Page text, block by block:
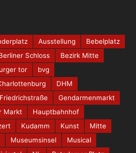
Ausstellung
Bebelplatz
Schloss
Bezirk Mitte
tor
bvg
DHM
Friedrichstraße
Gendarmenmarkt
Markt
Hauptbahnhof
Kudamm Kunst
Mitte
Museumsinsel
Musical